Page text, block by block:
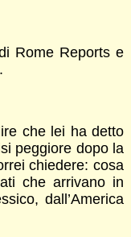
Rome Reports e
che lei ha detto
peggiore dopo la
chiedere: cosa
che arrivano in
dall’America